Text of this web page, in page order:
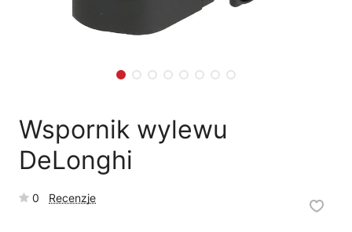
Wspornik wylewu
DeLonghi
0 Recenzje
Reklamacja naprawy